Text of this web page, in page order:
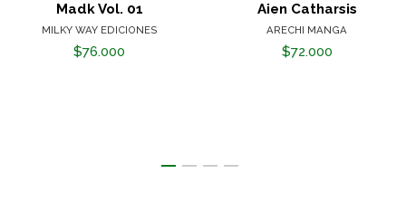
Madk Vol. 01
MILKY WAY EDICIONES
$76.000
Aien Catharsis
ARECHI MANGA
$72.000